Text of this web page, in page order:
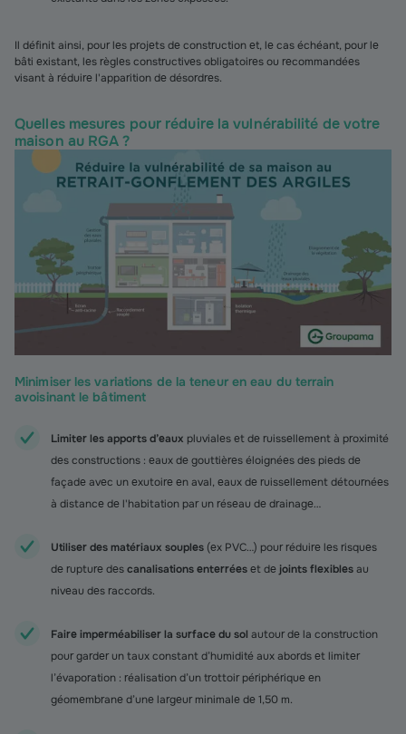
Il définit ainsi, pour les projets de construction et, le cas échéant, pour le
bâti existant, les règles constructives obligatoires ou recommandées
visant à réduire l'apparition de désordres.
Quelles mesures pour réduire la vulnérabilité de votre
maison au RGA ?
Minimiser les variations de la teneur en eau du terrain
avoisinant le bâtiment
Limiter les apports d’eaux pluviales et de ruissellement à proximité
des constructions : eaux de gouttières éloignées des pieds de
façade avec un exutoire en aval, eaux de ruissellement détournées
à distance de l'habitation par un réseau de drainage…
Utiliser desmatériaux souples (ex PVC…) pour réduire les risques
de rupture descanalisations enterréeset de joints flexiblesau
niveau des raccords.
Faire imperméabiliser la surface du sol autour de la construction
pour garder un taux constant d’humidité aux abords et limiter
l’évaporation : réalisation d’un trottoir périphérique en
géomembrane d’une largeur minimale de 1,50 m.